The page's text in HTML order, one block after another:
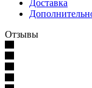
Доставка
Отзывы